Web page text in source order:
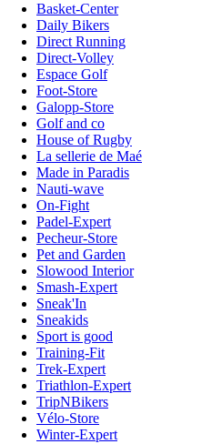
Basket-Center
Daily Bikers
Direct Running
Direct-Volley
Espace Golf
Foot-Store
Galopp-Store
Golf and co
House of Rugby
La sellerie de Maé
Made in Paradis
Nauti-wave
On-Fight
Padel-Expert
Pecheur-Store
Pet and Garden
Slowood Interior
Smash-Expert
Sneak'In
Sneakids
Sport is good
Training-Fit
Trek-Expert
Triathlon-Expert
TripNBikers
Vélo-Store
Winter-Expert